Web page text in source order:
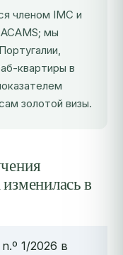
членом IMC и
мы
квартиры в
золотой визы.
в
1/2026 в